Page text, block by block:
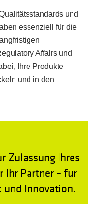
und
essenziell für die
Affairs und
Ihre Produkte
und in den
Zulassung Ihres
Ihr Partner – für
und Innovation.